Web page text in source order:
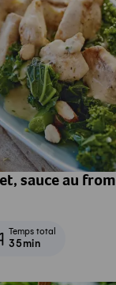
sauce au
Temps total
35min